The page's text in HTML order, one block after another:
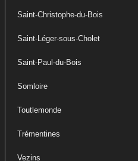
Saint-Christophe-du-Bois
Saint-Léger-sous-Cholet
Saint-Paul-du-Bois
Somloire
Toutlemonde
Trémentines
Vezins